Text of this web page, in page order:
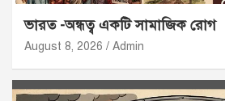
ভারত -অন্ধত্ব একটি সামাজিক রোগ
August 8, 2026 Admin